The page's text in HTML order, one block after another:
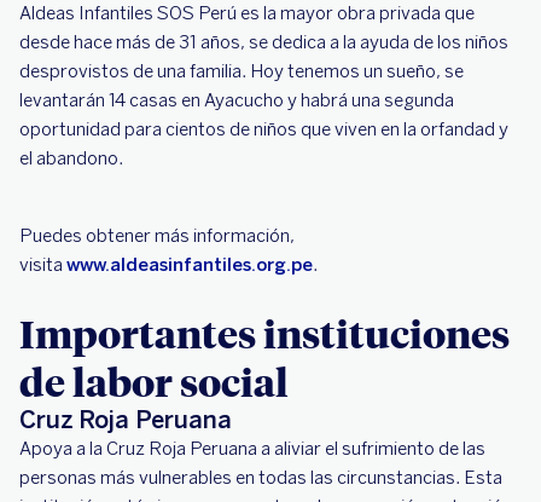
Aldeas Infantiles SOS Perú es la mayor obra privada que
desde hace más de 31 años, se dedica a la ayuda de los niños
desprovistos de una familia. Hoy tenemos un sueño, se
levantarán 14 casas en Ayacucho y habrá una segunda
oportunidad para cientos de niños que viven en la orfandad y
el abandono.
Puedes obtener más información,
visita www.aldeasinfantiles.org.pe.
Importantes instituciones
de labor social
Cruz Roja Peruana
Apoya a la Cruz Roja Peruana a aliviar el sufrimiento de las
personas más vulnerables en todas las circunstancias. Esta